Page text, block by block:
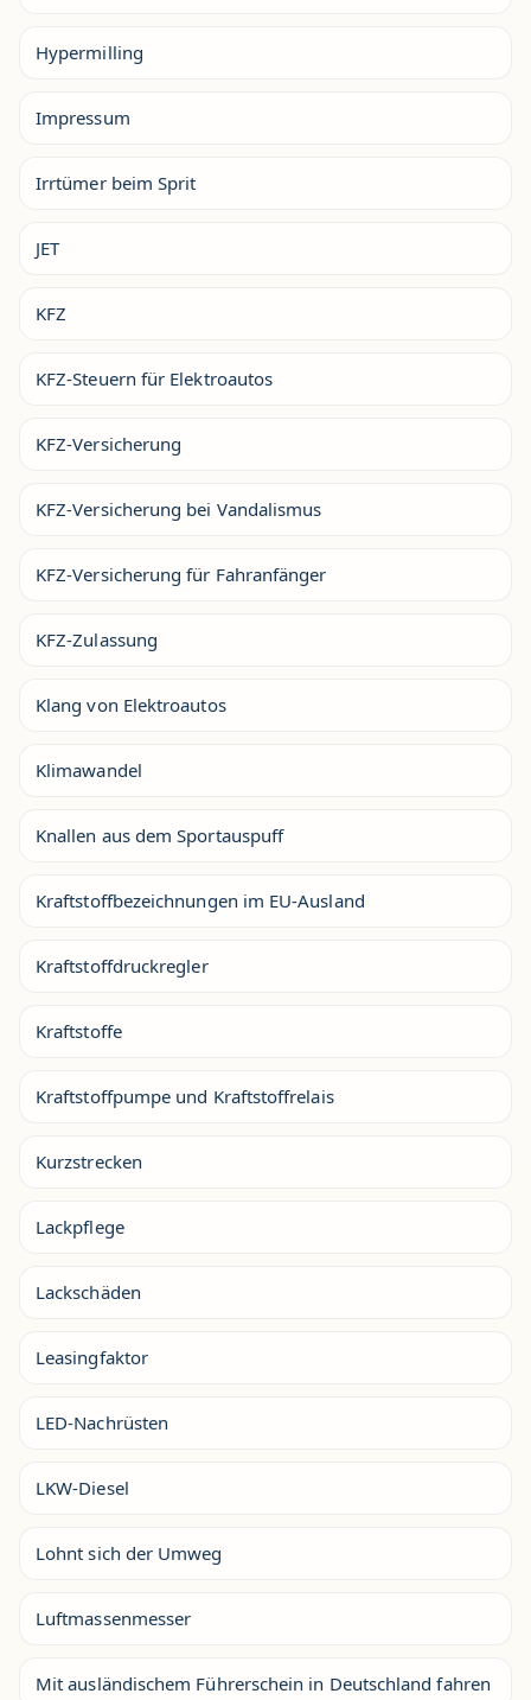
Hypermilling
Impressum
Irrtümer beim Sprit
JET
KFZ
KFZ-Steuern für Elektroautos
KFZ-Versicherung
KFZ-Versicherung bei Vandalismus
KFZ-Versicherung für Fahranfänger
KFZ-Zulassung
Klang von Elektroautos
Klimawandel
Knallen aus dem Sportauspuff
Kraftstoffbezeichnungen im EU-Ausland
Kraftstoffdruckregler
Kraftstoffe
Kraftstoffpumpe und Kraftstoffrelais
Kurzstrecken
Lackpflege
Lackschäden
Leasingfaktor
LED-Nachrüsten
LKW-Diesel
Lohnt sich der Umweg
Luftmassenmesser
Mit ausländischem Führerschein in Deutschland fahren